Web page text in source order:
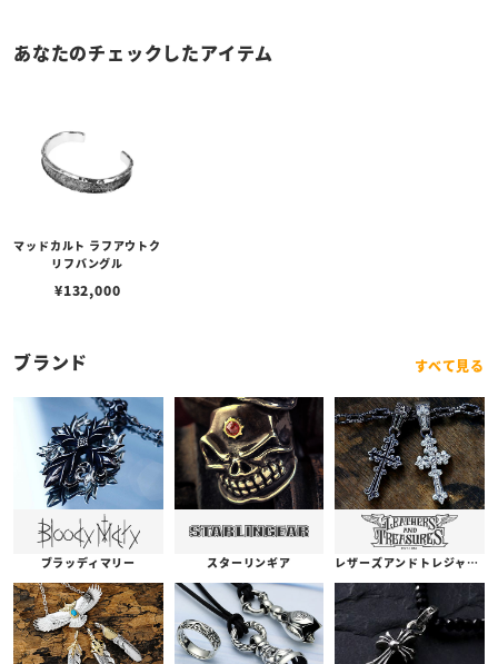
あなたのチェックしたアイテム
マッドカルト ラフアウトク
リフバングル
¥132,000
ブランド すべて見る
ブラッディマリー スターリンギア レザーズアンドトレジャーズ